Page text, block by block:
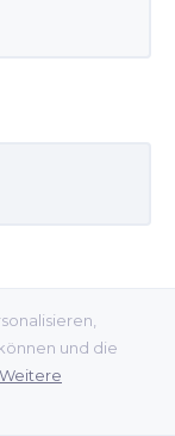
und die
Weitere